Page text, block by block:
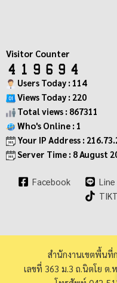
Visitor Counter
Users Today : 114
Views Today : 220
Total views : 867311
Who's Online : 1
Your IP Address :
Server Time : 8 August
Facebook Line
สำนักงานเขตพื้นที่
เลขที่ 363 ม.3 ถ.นิตโย ต